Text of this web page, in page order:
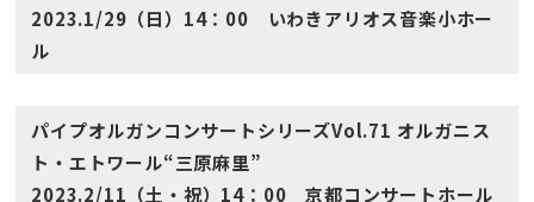
2023.1/29（日）14：00 いわきアリオス音楽小ホー
ル
パイプオルガンコンサートシリーズVol.71 オルガニス
ト・エトワール“三原麻里”
2023.2/11（土・祝）14：00 京都コンサートホール